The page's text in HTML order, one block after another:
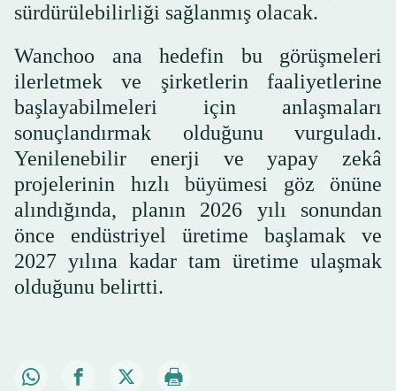
sürdürülebilirliği sağlanmış olacak.
Wanchoo ana hedefin bu görüşmeleri
ilerletmek ve şirketlerin faaliyetlerine
başlayabilmeleri için anlaşmaları
sonuçlandırmak olduğunu vurguladı.
Yenilenebilir enerji ve yapay zekâ
projelerinin hızlı büyümesi göz önüne
alındığında, planın 2026 yılı sonundan
önce endüstriyel üretime başlamak ve
2027 yılına kadar tam üretime ulaşmak
olduğunu belirtti.